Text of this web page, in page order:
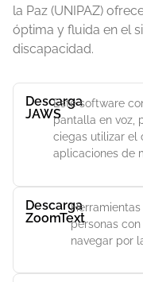
la Paz (UNIPAZ)
óptima y fluida en el
discapacidad.
Descarga
JAWS
Este software
pantalla en voz,
ciegas utilizar el
aplicaciones de
Descarga
ZoomTextpersonas
navegar por